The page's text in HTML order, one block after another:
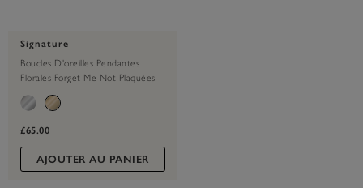
Signature
Boucles D'oreilles Pendantes
Florales Forget Me Not Plaquées
£65.00
AJOUTER AU PANIER